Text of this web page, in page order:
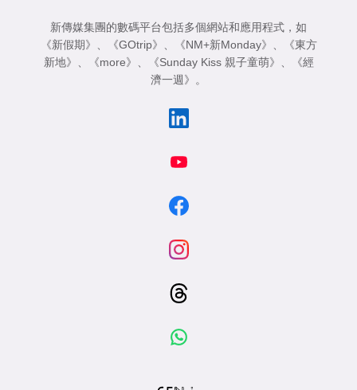
新傳媒集團的數碼平台包括多個網站和應用程式，如
《新假期》 、 《GOtrip》 、 《NM+新Monday》 、
《東方
新地》 、 《more》 、 《Sunday Kiss 親子童萌》 、
《經
濟一週》 。